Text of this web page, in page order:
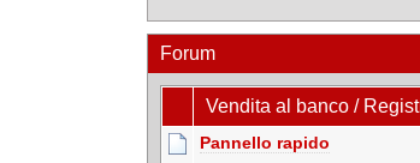
Forum
Vendita al banco /
Pannello rapido